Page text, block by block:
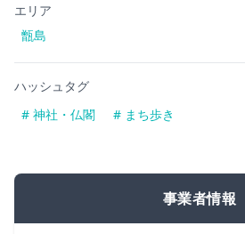
エリア
甑島
ハッシュタグ
# 神社・仏閣
# まち歩き
事業者情報